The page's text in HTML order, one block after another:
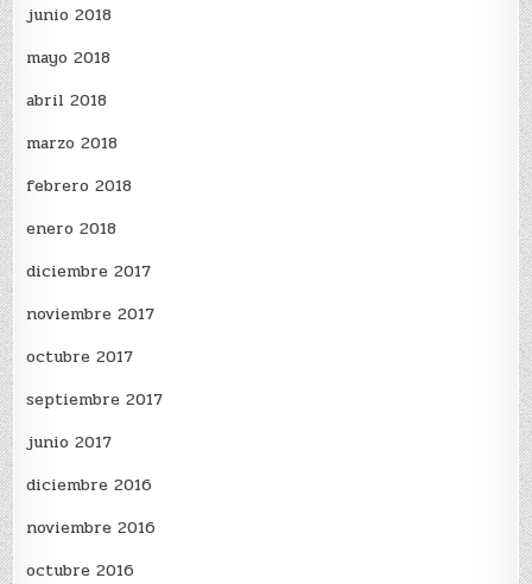
junio 2018
mayo 2018
abril 2018
marzo 2018
febrero 2018
enero 2018
diciembre 2017
noviembre 2017
octubre 2017
septiembre 2017
junio 2017
diciembre 2016
noviembre 2016
octubre 2016